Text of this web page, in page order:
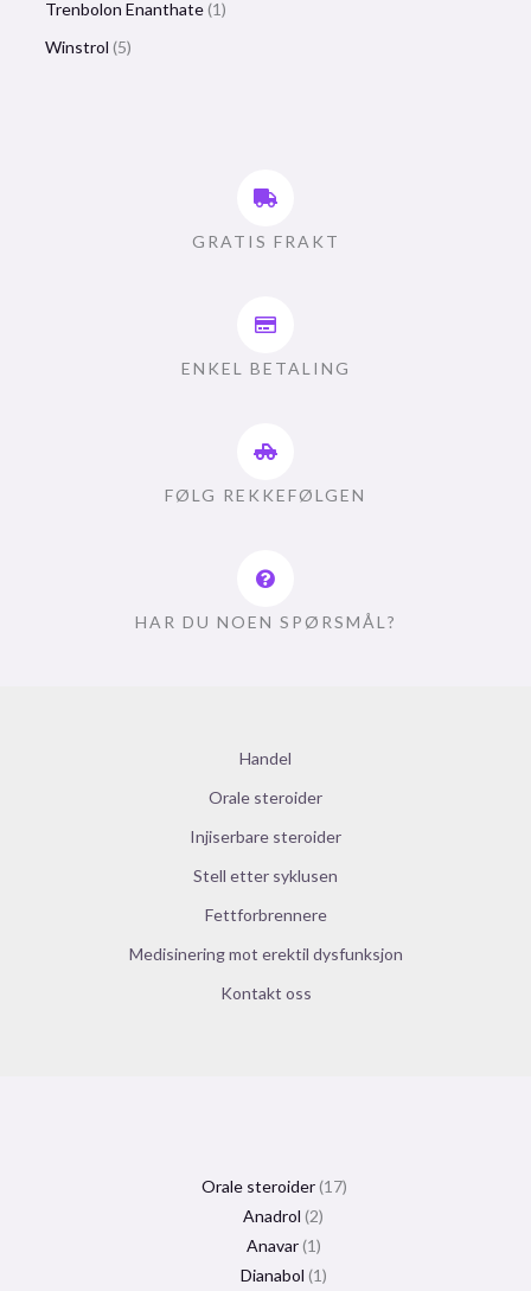
Trenbolon Enanthate 1
Winstrol 5
GRATIS FRAKT
ENKEL BETALING
FØLG REKKEFØLGEN
HAR DU NOEN SPØRSMÅL?
Handel
Orale steroider
Injiserbare steroider
Stell etter syklusen
Fettforbrennere
Medisinering mot erektil dysfunksjon
Kontakt oss
Orale steroider 17
Anadrol 2
Anavar 1
Dianabol 1